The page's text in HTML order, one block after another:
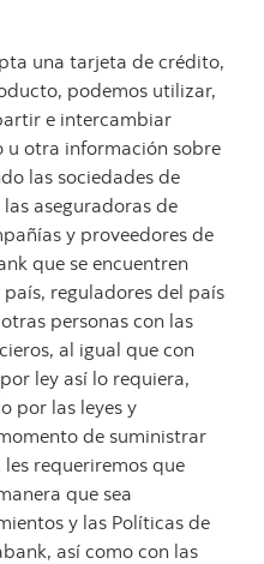
una tarjeta de crédito,
podemos utilizar,
e intercambiar
u otra información sobre
las sociedades de
aseguradoras de
y proveedores de
que se encuentren
reguladores del país
personas con las
al igual que con
ley así lo requiera,
por las leyes y
de suministrar
requeriremos que
que sea
y las Políticas de
así como con las